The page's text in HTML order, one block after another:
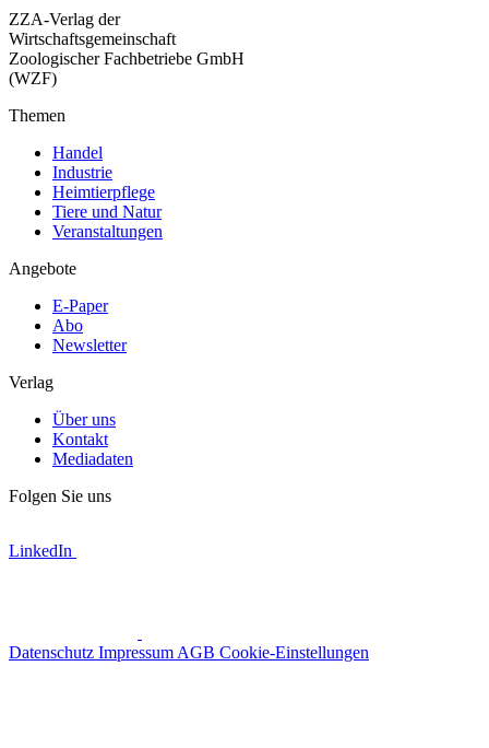
ZZA-Verlag der
Wirtschaftsgemeinschaft
Zoologischer Fachbetriebe GmbH
(WZF)
Themen
Handel
Industrie
Heimtierpflege
Tiere und Natur
Veranstaltungen
Angebote
E-Paper
Abo
Newsletter
Verlag
Über uns
Kontakt
Mediadaten
Folgen Sie uns
LinkedIn
Datenschutz Impressum AGB Cookie-Einstellungen